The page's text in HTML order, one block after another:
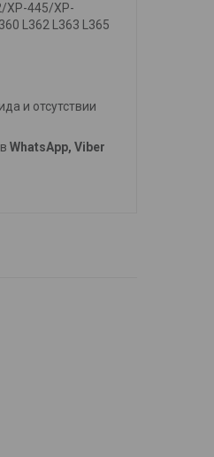
XP-445/XP-
L362 L363 L365
и отсутствии
WhatsApp, Viber